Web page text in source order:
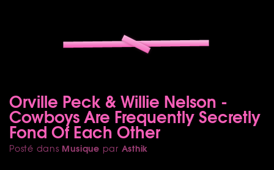
Orville Peck & Willie Nelson -
Cowboys Are Frequently Secretly
Fond Of Each Other
Posté dans Musique par Asthik